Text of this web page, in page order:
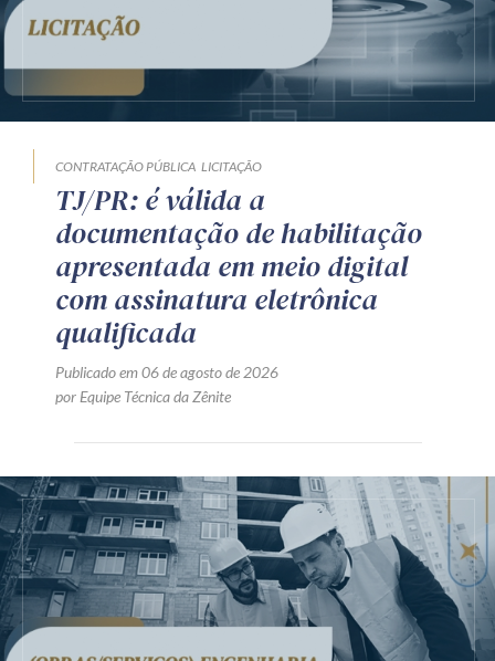
CONTRATAÇÃO PÚBLICA LICITAÇÃO
TJ/PR: é válida a
documentação de habilitação
apresentada em meio digital
com assinatura eletrônica
qualificada
Publicado em 06 de agosto de 2026
por Equipe Técnica da Zênite